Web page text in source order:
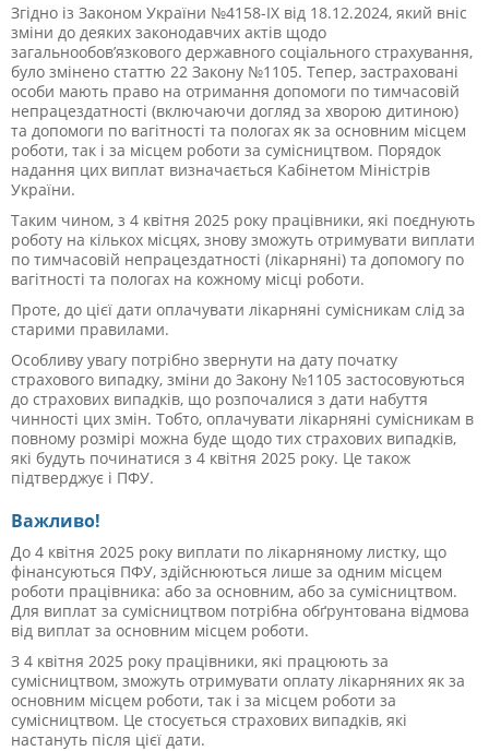
Згідно із Законом України №4158-IX від 18.12.2024, який вніс
зміни до деяких законодавчих актів щодо
загальнообов’язкового державного соціального страхування,
було змінено статтю 22 Закону №1105. Тепер, застраховані
особи мають право на отримання допомоги по тимчасовій
непрацездатності (включаючи догляд за хворою дитиною)
та допомоги по вагітності та пологах як за основним місцем
роботи, так і за місцем роботи за сумісництвом. Порядок
надання цих виплат визначається Кабінетом Міністрів
України.
Таким чином, з 4 квітня 2025 року працівники, які поєднують
роботу на кількох місцях, знову зможуть отримувати виплати
по тимчасовій непрацездатності (лікарняні) та допомогу по
вагітності та пологах на кожному місці роботи.
Проте, до цієї дати оплачувати лікарняні сумісникам слід за
старими правилами.
Особливу увагу потрібно звернути на дату початку
страхового випадку, зміни до Закону №1105 застосовуються
до страхових випадків, що розпочалися з дати набуття
чинності цих змін. Тобто, оплачувати лікарняні сумісникам в
повному розмірі можна буде щодо тих страхових випадків,
які будуть починатися з 4 квітня 2025 року. Це також
підтверджує і ПФУ.
Важливо!
До 4 квітня 2025 року виплати по лікарняному листку, що
фінансуються ПФУ, здійснюються лише за одним місцем
роботи працівника: або за основним, або за сумісництвом.
Для виплат за сумісництвом потрібна обґрунтована відмова
від виплат за основним місцем роботи.
З 4 квітня 2025 року працівники, які працюють за
сумісництвом, зможуть отримувати оплату лікарняних як за
основним місцем роботи, так і за місцем роботи за
сумісництвом. Це стосується страхових випадків, які
настануть після цієї дати.